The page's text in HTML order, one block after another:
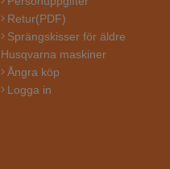
Retur(PDF)
Sprängskisser för äldre
Husqvarna maskiner
Ångra köp
Logga in